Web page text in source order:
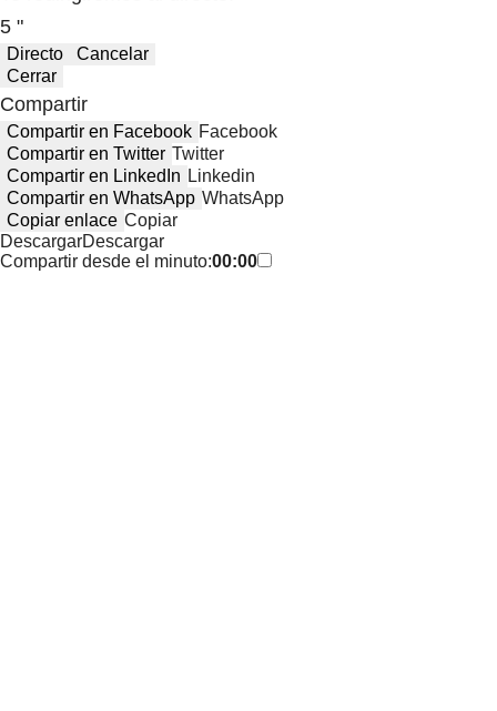
5 "
Directo
Cancelar
Cerrar
Compartir
Compartir en Facebook Facebook
Compartir en Twitter Twitter
Compartir en LinkedIn Linkedin
Compartir en WhatsApp WhatsApp
Copiar enlace Copiar
DescargarDescargar
Compartir desde el minuto:00:00